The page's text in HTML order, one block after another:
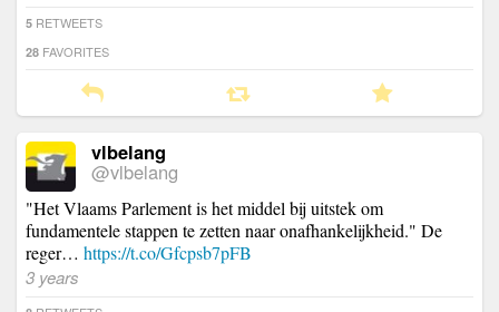
5 RETWEETS
28 FAVORITES
vlbelang
@vlbelang
"Het Vlaams Parlement is het middel bij uitstek om
fundamentele stappen te zetten naar onafhankelijkheid." De
reger… https://t.co/Gfcpsb7pFB
3 years